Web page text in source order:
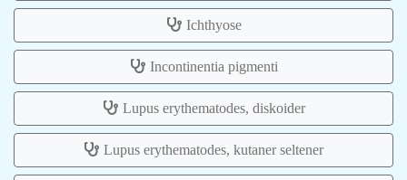
Ichthyose
Incontinentia pigmenti
Lupus erythematodes, diskoider
Lupus erythematodes, kutaner seltener